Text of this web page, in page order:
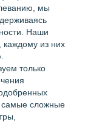
мы
Наши
каждому из них
только
сложные